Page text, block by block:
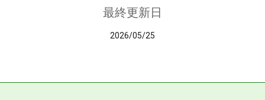
最終更新日
2026/05/25